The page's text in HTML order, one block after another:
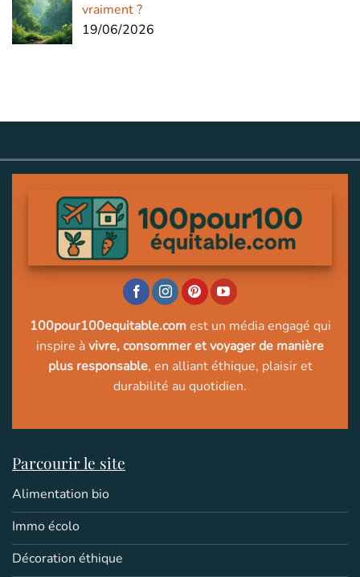
vraiment ?
19/06/2026
100pour100equitable.comest un média engagé qui
inspire àvivre, consommer et voyager de manière
plus responsable, en alliant éthique, plaisir et
durabilité au quotidien.
Parcourir le site
Alimentation bio
Immo écolo
Décoration éthique